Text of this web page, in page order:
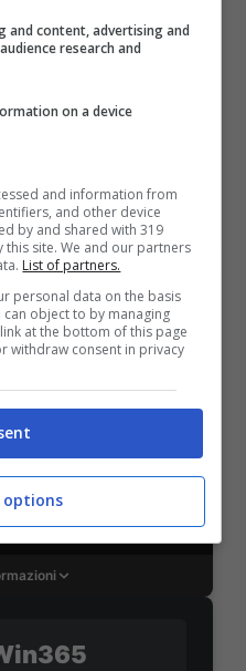
100% fino a 50€ in
fino a 2000€ in Bonus
fino a 1.000€
fino a 50€
and content, advertising and
research and
on a device
and information from
and other device
by and shared with 319
site. We and our partners
List of partners.
personal data on the basis
object to by managing
at the bottom of this page
withdraw consent in privacy
options